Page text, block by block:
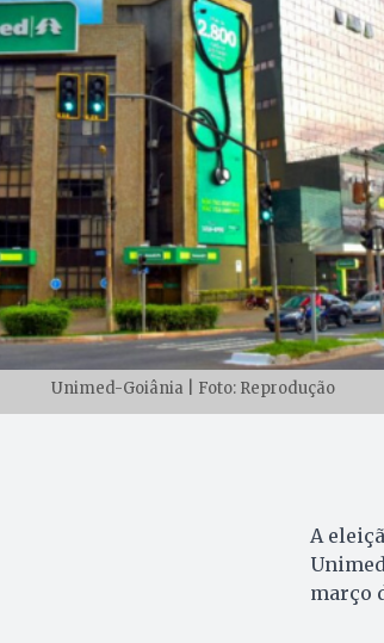
Unimed-Goiânia | Foto: Reprodução
A
março